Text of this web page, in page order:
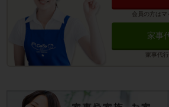
会員の方はマ
家事
家事代